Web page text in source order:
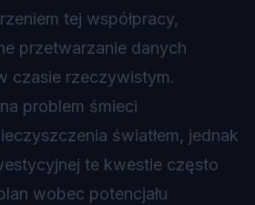
tej współpracy,
przetwarzanie danych
czasie rzeczywistym.
problem śmieci
światłem, jednak
te kwestie często
wobec potencjału